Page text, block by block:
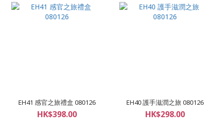
EH41 感官之旅禮盒 080126
HK$398.00
EH40 護手滋潤之旅 080126
HK$298.00